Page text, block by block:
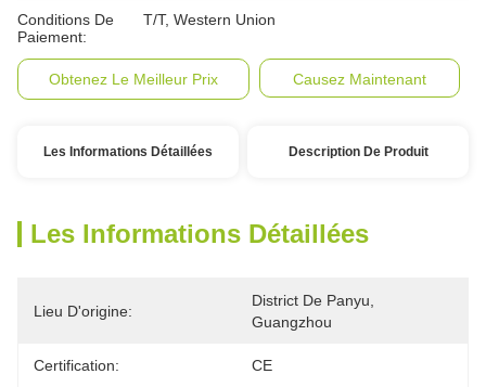
Conditions De
Paiement:
T/T, Western Union
Obtenez Le Meilleur Prix Causez Maintenant
Les Informations Détaillées Description De Produit
Les Informations Détaillées
Lieu D'origine:
District De Panyu,
Guangzhou
Certification: CE